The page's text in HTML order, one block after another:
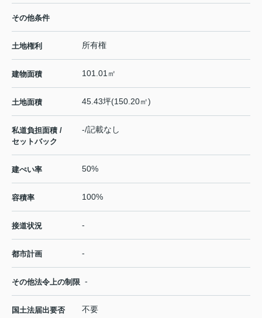
その他条件
土地権利 所有権
建物面積 101.01㎡
土地面積 45.43坪(150.20㎡)
私道負担面積 /
セットバック
-/記載なし
建ぺい率 50%
容積率 100%
接道状況 -
都市計画 -
その他法令上の制限 -
国土法届出要否 不要